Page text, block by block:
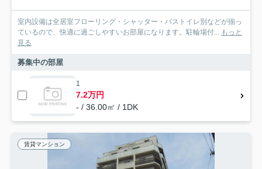
室内設備は全居室フローリング・シャッター・バストイレ別などが揃っ
ているので、快適に過ごしやすいお部屋になります。駐輪場付...
もっと
見る
募集中の部屋
1
7.2万円
- / 36.00㎡ / 1DK
賃貸マンション